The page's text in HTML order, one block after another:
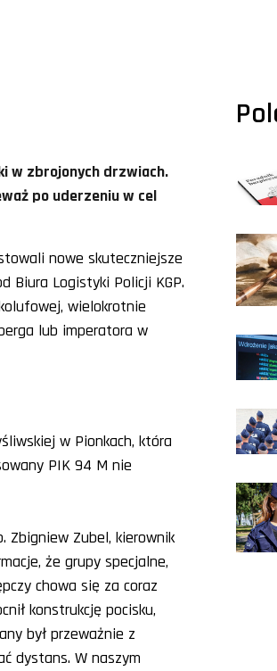
w zbrojonych drzwiach.
po uderzeniu w cel
nowe skuteczniejsze
Biura Logistyki Policji KGP.
wielokrotnie
lub imperatora w
w Pionkach, która
PIK 94 M nie
Zbigniew Zubel, kierownik
że grupy specjalne,
chowa się za coraz
konstrukcję pocisku,
był przeważnie z
dystans. W naszym